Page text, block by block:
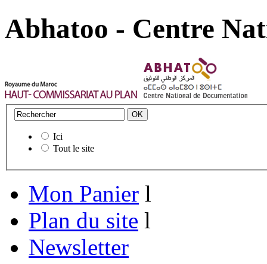
Abhatoo - Centre
Ici
Tout le site
Mon Panier l
Plan du site l
Newsletter